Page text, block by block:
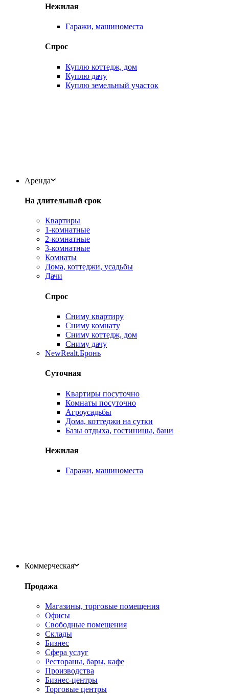
Нежилая
Гаражи, машиноместа
Спрос
Куплю коттедж, дом
Куплю дачу
Куплю земельный участок
Аренда
На длительный срок
Квартиры
1-комнатные
2-комнатные
3-комнатные
Комнаты
Дома, коттеджи, усадьбы
Дачи
Спрос
Сниму квартиру
Сниму комнату
Сниму коттедж, дом
Сниму дачу
NewRealt.Бронь
Суточная
Квартиры посуточно
Комнаты посуточно
Агроусадьбы
Дома, коттеджи на сутки
Базы отдыха, гостиницы, бани
Нежилая
Гаражи, машиноместа
Коммерческая
Продажа
Магазины, торговые помещения
Офисы
Свободные помещения
Склады
Бизнес
Сфера услуг
Рестораны, бары, кафе
Производства
Бизнес-центры
Торговые центры